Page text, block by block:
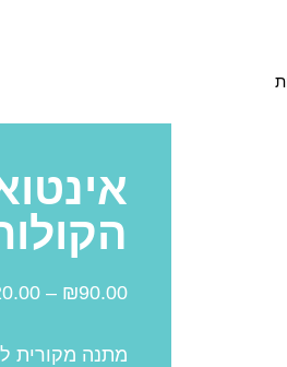
₪90.00
–
מתנה מקורית